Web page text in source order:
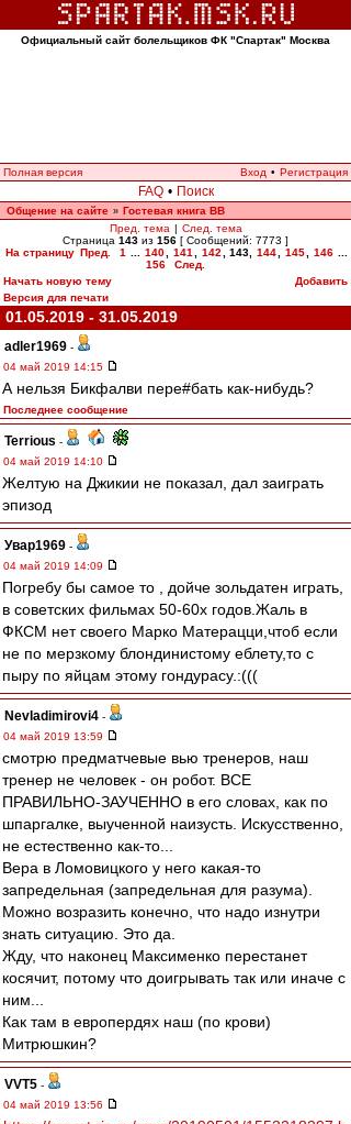
Официальный сайт болельщиков ФК "Спартак" Москва
Полная версия Вход • Регистрация
FAQ • Поиск
Общение на сайте » Гостевая книга ВВ
Пред. тема | След. тема
Страница 143 из 156 [ Сообщений: 7773 ]
На страницу Пред. 1 140 141 142 143, 144 145 146
156
След.
Начать новую тему
Добавить
Версия для печати
01.05.2019 - 31.05.2019
adler1969 -
04 май 2019 14:15
А нельзя Бикфалви пере#бать как-нибудь?
Последнее сообщение
Terrious -
04 май 2019 14:10
Желтую на Джикии не показал, дал заиграть
эпизод
Увар1969 -
04 май 2019 14:09
Погребу бы самое то , дойче зольдатен играть,
в советских фильмах 50-60х годов.Жаль в
ФКСМ нет своего Марко Матерацци,чтоб если
не по мерзкому блондинистому еблету,то с
пыру по яйцам этому гондурасу.:(((
Nevladimirovi4 -
04 май 2019 13:59
смотрю предматчевые вью тренеров, наш
тренер не человек - он робот. ВСЕ
ПРАВИЛЬНО-ЗАУЧЕННО в его словах, как по
шпаргалке, выученной наизусть. Искусственно,
не естественно как-то...
Вера в Ломовицкого у него какая-то
запредельная (запредельная для разума).
Можно возразить конечно, что надо изнутри
знать ситуацию. Это да.
Жду, что наконец Максименко перестанет
косячит, потому что доигрывать так или иначе с
ним...
Как там в европердях наш (по крови)
Митрюшкин?
VVT5 -
04 май 2019 13:56